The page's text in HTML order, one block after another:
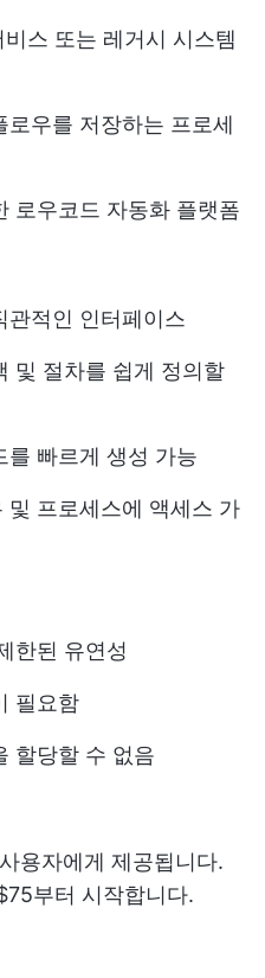
스 또는 레거시 시스템
로우를 저장하는 프로세
로우코드 자동화 플랫폼
관적인 인터페이스
및 절차를 쉽게 정의할
를 빠르게 생성 가능
및 프로세스에 액세스 가
한된 유연성
필요함
할당할 수 없음
용자에게 제공됩니다.
부터 시작합니다.